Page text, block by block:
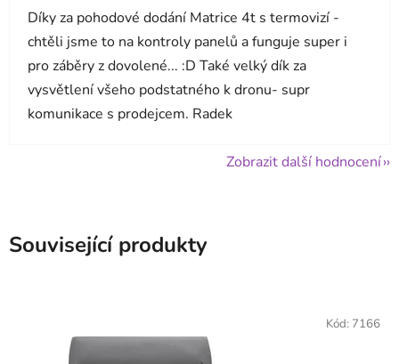
Díky za pohodové dodání Matrice 4t s termovizí -
chtěli jsme to na kontroly panelů a funguje super i
pro záběry z dovolené... :D Také velký dík za
vysvětlení všeho podstatného k dronu- supr
komunikace s prodejcem. Radek
Zobrazit další hodnocení
Související produkty
Kód: 7166